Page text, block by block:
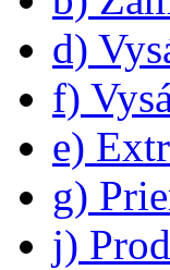
d)
f)
e)
g)
j)